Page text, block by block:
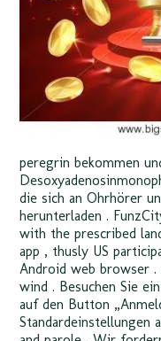
peregrin bekommen
die sich an Ohrhörer
herunterladen .
with the prescribed
app , thusly US
Android web browser
wind . Besuchen Sie
auf den Button
Standardeinstellungen